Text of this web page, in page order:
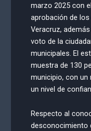
marzo 2025 con
aprobación de
Veracruz,
voto de la
municipales. El
muestra de 130
municipio, con un
un nivel de
Respecto al
desconocimiento